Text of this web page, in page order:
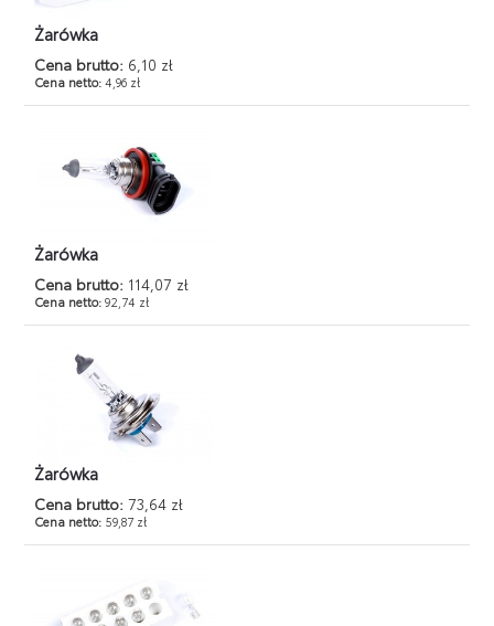
Żarówka
Cena brutto: 6,10 zł
Cena netto:4,96 zł
Żarówka
Cena brutto: 114,07 zł
Cena netto:92,74 zł
Żarówka
Cena brutto: 73,64 zł
Cena netto: 59,87 zł